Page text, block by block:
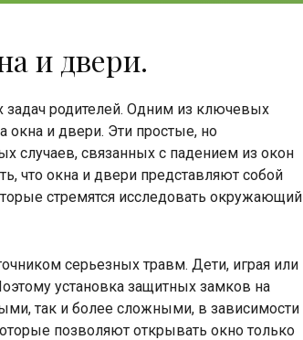
и двери.
задач родителей. Одним из ключевых
окна и двери. Эти простые, но
случаев, связанных с падением из окон
что окна и двери представляют собой
стремятся исследовать окружающий
серьезных травм. Дети, играя или
установка защитных замков на
так и более сложными, в зависимости
позволяют открывать окно только